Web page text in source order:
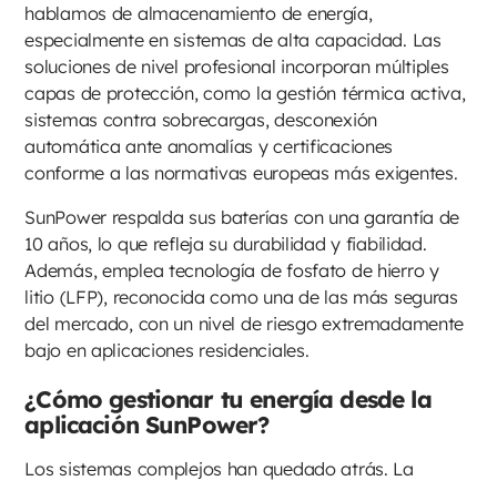
hablamos de almacenamiento de energía,
especialmente en sistemas de alta capacidad. Las
soluciones de nivel profesional incorporan múltiples
capas de protección, como la gestión térmica activa,
sistemas contra sobrecargas, desconexión
automática ante anomalías y certificaciones
conforme a las normativas europeas más exigentes.
SunPower respalda sus baterías con una garantía de
10 años, lo que refleja su durabilidad y fiabilidad.
Además, emplea tecnología de fosfato de hierro y
litio (LFP), reconocida como una de las más seguras
del mercado, con un nivel de riesgo extremadamente
bajo en aplicaciones residenciales.
¿Cómo gestionar tu energía desde la
aplicación SunPower?
Los sistemas complejos han quedado atrás. La